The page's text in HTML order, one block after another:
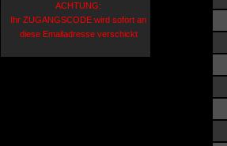
ACHTUNG:
Ihr ZUGANGSCODE wird sofort an
diese Emailadresse verschickt